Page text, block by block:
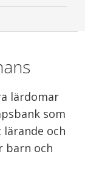
lärdomar
som
och
barn och